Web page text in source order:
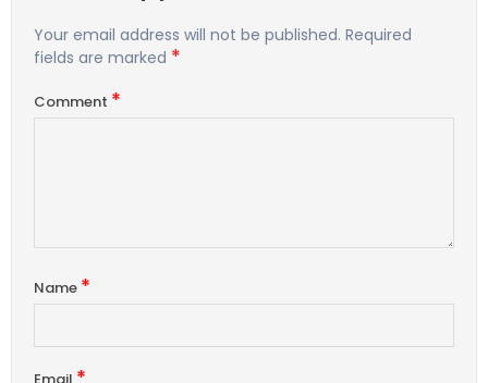
Your email address will not be published. Required
fields are marked *
Comment *
Name *
*